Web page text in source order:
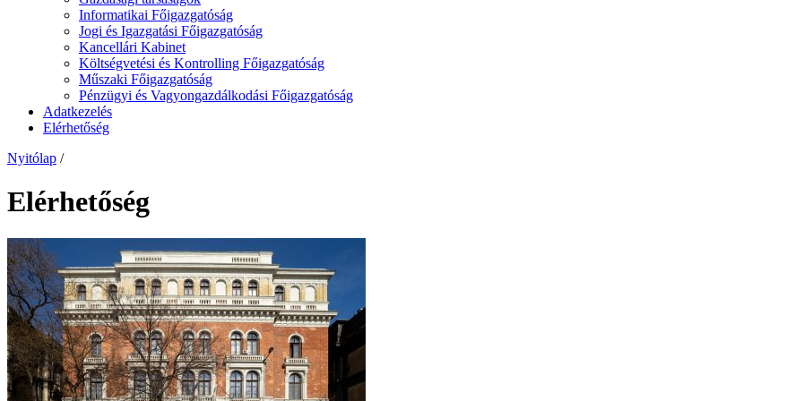
Informatikai Főigazgatóság
Jogi és Igazgatási Főigazgatóság
Kancellári Kabinet
Költségvetési és Kontrolling Főigazgatóság
Műszaki Főigazgatóság
Pénzügyi és Vagyongazdálkodási Főigazgatóság
Adatkezelés
Elérhetőség
Nyitólap /
Elérhetőség